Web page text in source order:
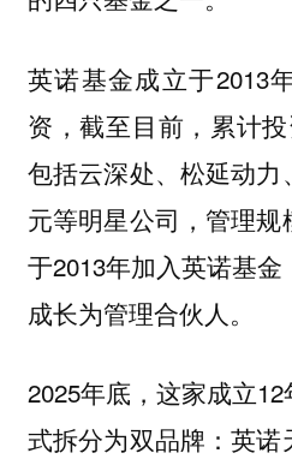
英诺基金成立于2013
资，截至目前，累计
包括云深处、松延动
元等明星公司，管理
于2013年加入英诺基
成长为管理合伙人。
2025年底，这家成立
式拆分为双品牌：英